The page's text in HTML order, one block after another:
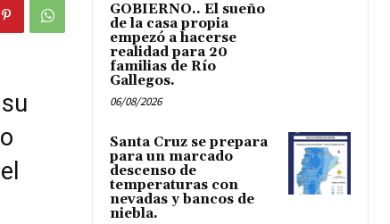
GOBIERNO.. El sueño
de la casa propia
empezó a hacerse
realidad para 20
familias de Río
Gallegos.
06/08/2026
Santa Cruz se prepara
para un marcado
descenso de
temperaturas con
nevadas y bancos de
niebla.